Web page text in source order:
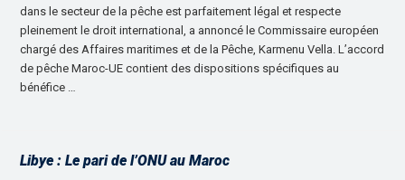
dans le secteur de la pêche est parfaitement légal et respecte
pleinement le droit international, a annoncé le Commissaire européen
chargé des Affaires maritimes et de la Pêche, Karmenu Vella. L’accord
de pêche Maroc-UE contient des dispositions spécifiques au
bénéfice …
Libye : Le pari de l’ONU au Maroc